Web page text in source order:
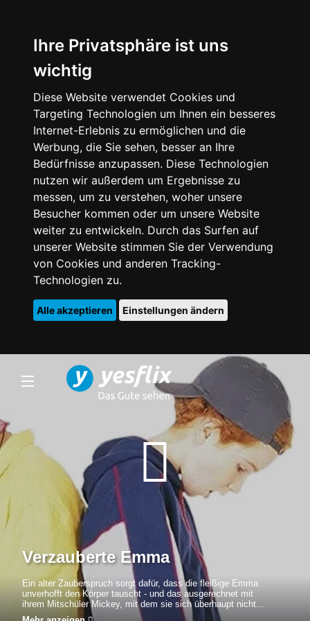
Ihre Privatsphäre ist uns
wichtig
Diese Website verwendet Cookies und
Targeting Technologien um Ihnen ein besseres
Internet-Erlebnis zu ermöglichen und die
Werbung, die Sie sehen, besser an Ihre
Bedürfnisse anzupassen. Diese Technologien
nutzen wir außerdem um Ergebnisse zu
messen, um zu verstehen, woher unsere
Besucher kommen oder um unsere Website
weiter zu entwickeln. Durch das Surfen auf
unserer Website stimmen Sie der Verwendung
von Cookies und anderen Tracking-
Technologien zu.
Alle akzeptieren Einstellungen ändern
Verzauberte Emma
Ein alter Zauberspruch sorgt dafür, dass die fleißige Emma
unverhofft den Körper tauscht - und das ausgerechnet mit
ihrem Mitschüler Mickey, mit dem sie sich überhaupt nicht...